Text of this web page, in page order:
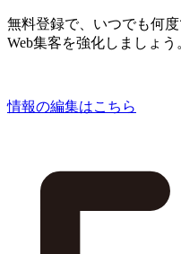
無料登録で、いつでも何
Web集客を強化しましょう
情報の編集はこちら